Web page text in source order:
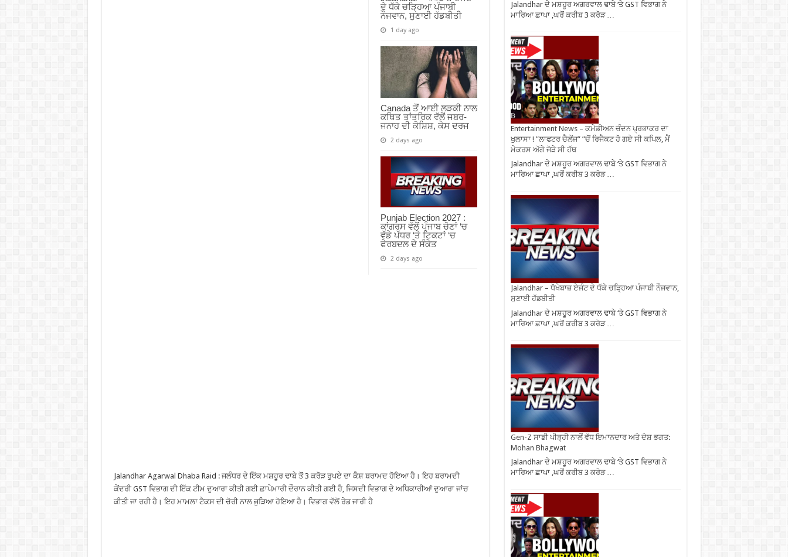
ਦੇ ਧੱਕੇ ਚੜ੍ਹਿਆ ਪੰਜਾਬੀ
ਨੌਜਵਾਨ, ਸੁਣਾਈ ਹੱਡਬੀਤੀ
1 day ago
Canada ਤੋਂ ਆਈ ਲੜਕੀ ਨਾਲ
ਕਥਿਤ ਤਾਂਤਰਿਕ ਵੱਲੋਂ ਜਬਰ-
ਜਨਾਹ ਦੀ ਕੋਸ਼ਿਸ਼, ਕੇਸ ਦਰਜ
2 days ago
Punjab Election 2027 :
ਕਾਂਗਰਸ ਵੱਲੋਂ ਪੰਜਾਬ ਚੋਣਾਂ ‘ਚ
ਵੱਡੇ ਪੱਧਰ ‘ਤੇ ਟਿਕਟਾਂ ‘ਚ
ਫੇਰਬਦਲ ਦੇ ਸੰਕੇਤ
2 days ago
Jalandhar Agarwal Dhaba Raid : ਜਲੰਧਰ ਦੇ ਇੱਕ ਮਸ਼ਹੂਰ ਢਾਬੇ ਤੋਂ 3 ਕਰੋੜ ਰੁਪਏ ਦਾ ਕੈਸ਼ ਬਰਾਮਦ ਹੋਇਆ ਹੈ। ਇਹ ਬਰਾਮਦੀ
ਕੇਂਦਰੀ GST ਵਿਭਾਗ ਦੀ ਇੱਕ ਟੀਮ ਦੁਆਰਾ ਕੀਤੀ ਗਈ ਛਾਪੇਮਾਰੀ ਦੌਰਾਨ ਕੀਤੀ ਗਈ ਹੈ, ਜਿਸਦੀ ਵਿਭਾਗ ਦੇ ਅਧਿਕਾਰੀਆਂ ਦੁਆਰਾ ਜਾਂਚ
ਕੀਤੀ ਜਾ ਰਹੀ ਹੈ। ਇਹ ਮਾਮਲਾ ਟੈਕਸ ਦੀ ਚੋਰੀ ਨਾਲ ਜੁੜਿਆ ਹੋਇਆ ਹੈ। ਵਿਭਾਗ ਵੱਲੋਂ ਰੇਡ ਜਾਰੀ ਹੈ
Jalandhar ਦੇ ਮਸ਼ਹੂਰ ਅਗਰਵਾਲ ਢਾਬੇ ‘ਤੇ GST ਵਿਭਾਗ ਨੇ
ਮਾਰਿਆ ਛਾਪਾ ,ਘਰੋਂ ਕਰੀਬ 3 ਕਰੋੜ …
Entertainment News – ਕਮੇਡੀਅਨ ਚੰਦਨ ਪ੍ਰਭਾਕਰ ਦਾ
ਖੁਲਾਸਾ ! ”ਲਾਫਟਰ ਚੈਲੇਂਜ” ”ਚੋਂ ਰਿਜੈਕਟ ਹੋ ਗਏ ਸੀ ਕਪਿਲ, ਮੈਂ
ਮੇਕਰਸ ਅੱਗੇ ਜੋੜੇ ਸੀ ਹੱਥ
Jalandhar ਦੇ ਮਸ਼ਹੂਰ ਅਗਰਵਾਲ ਢਾਬੇ ‘ਤੇ GST ਵਿਭਾਗ ਨੇ
ਮਾਰਿਆ ਛਾਪਾ ,ਘਰੋਂ ਕਰੀਬ 3 ਕਰੋੜ …
Jalandhar – ਧੋਖੇਬਾਜ਼ ਏਜੰਟ ਦੇ ਧੱਕੇ ਚੜ੍ਹਿਆ ਪੰਜਾਬੀ ਨੌਜਵਾਨ,
ਸੁਣਾਈ ਹੱਡਬੀਤੀ
Jalandhar ਦੇ ਮਸ਼ਹੂਰ ਅਗਰਵਾਲ ਢਾਬੇ ‘ਤੇ GST ਵਿਭਾਗ ਨੇ
ਮਾਰਿਆ ਛਾਪਾ ,ਘਰੋਂ ਕਰੀਬ 3 ਕਰੋੜ …
Gen-Z ਸਾਡੀ ਪੀੜ੍ਹੀ ਨਾਲੋਂ ਵੱਧ ਇਮਾਨਦਾਰ ਅਤੇ ਦੇਸ਼ ਭਗਤ:
Mohan Bhagwat
Jalandhar ਦੇ ਮਸ਼ਹੂਰ ਅਗਰਵਾਲ ਢਾਬੇ ‘ਤੇ GST ਵਿਭਾਗ ਨੇ
ਮਾਰਿਆ ਛਾਪਾ ,ਘਰੋਂ ਕਰੀਬ 3 ਕਰੋੜ …